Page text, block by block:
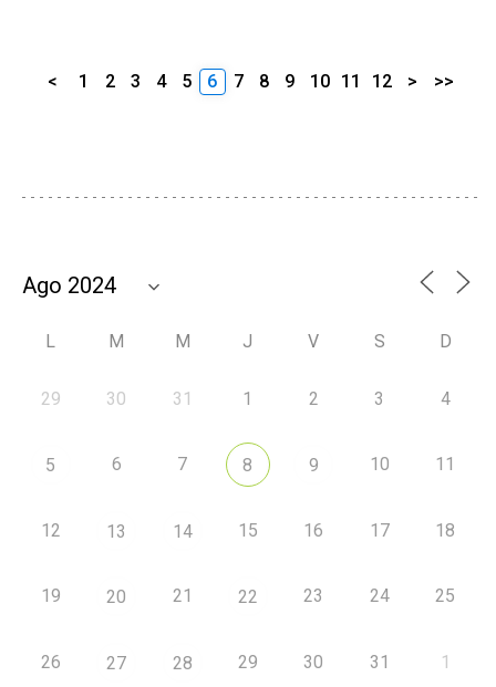
< 1 2 3 4 5 6 7 8 9 10 11 12 > >>
L M M J V S D
29 30 31 1 2 3 4
5 6 7 8 9 10 11
12 13 14 15 16 17 18
19 20 21 22 23 24 25
26 27 28 29 30 31 1